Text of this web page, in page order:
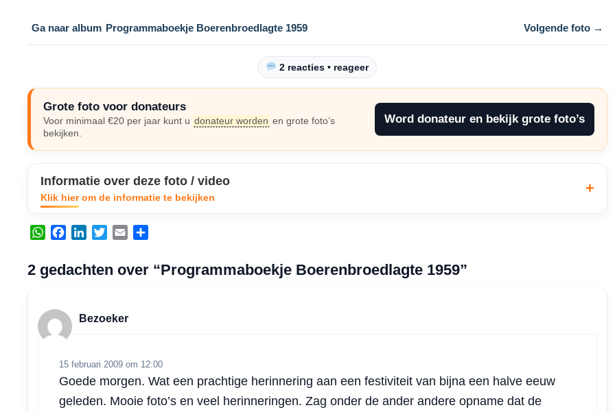
Ga naar album Programmaboekje Boerenbroedlagte 1959 Volgende foto →
2 reacties • reageer
Grote foto voor donateurs
Voor minimaal €20 per jaar kunt u donateur worden en grote foto’s
bekijken.
Word donateur en bekijk grote foto’s
Informatie over deze foto / video
Klik hier om de informatie te bekijken
W
t
A
p
p
e
o
k
k
I
t
r
i
2 gedachten over “Programmaboekje Boerenbroedlagte 1959”
Bezoeker
15 februari 2009 om 12:00
Goede morgen. Wat een prachtige herinnering aan een festiviteit van bijna een halve eeuw
geleden. Mooie foto’s en veel herinneringen. Zag onder de ander andere opname dat de